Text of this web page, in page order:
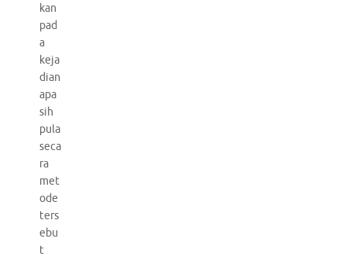
kan
pad
a
keja
dian
apa
sih
pula
seca
ra
met
ode
ters
ebu
t